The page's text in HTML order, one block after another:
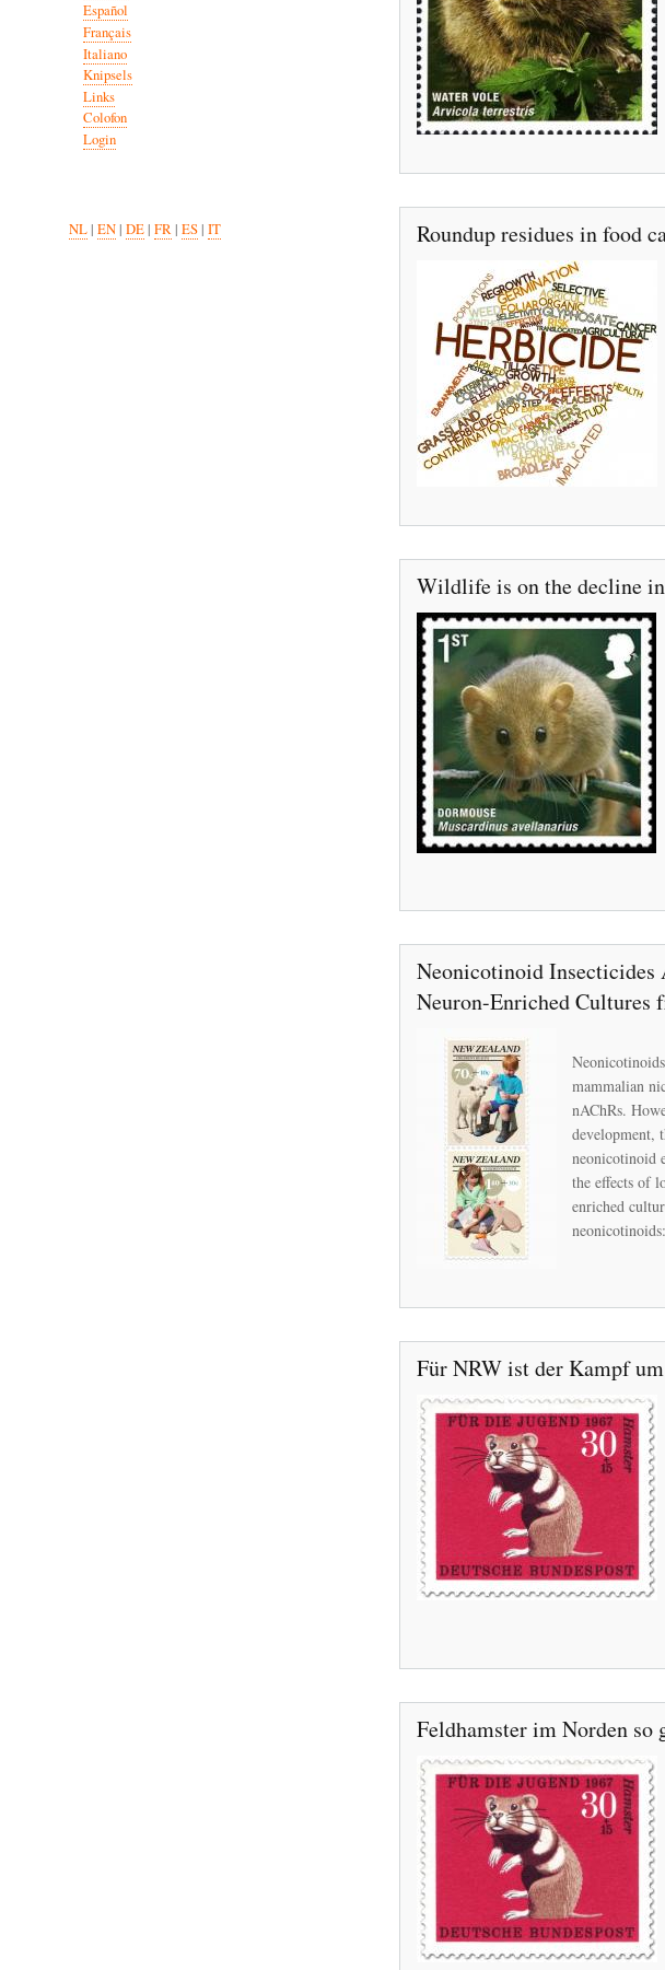
Roundup residues in food
Wildlife is on the decline
Neonicotinoid Insecticides
Neuron-Enriched Cultures
mammalian
nAChRs.
development,
neonicotinoid
the effects of
enriched
Für NRW ist der Kampf
Feldhamster im Norden so
Español
Français
Italiano
Knipsels
Links
Colofon
Login
NL| EN| DE| FR| ES| IT